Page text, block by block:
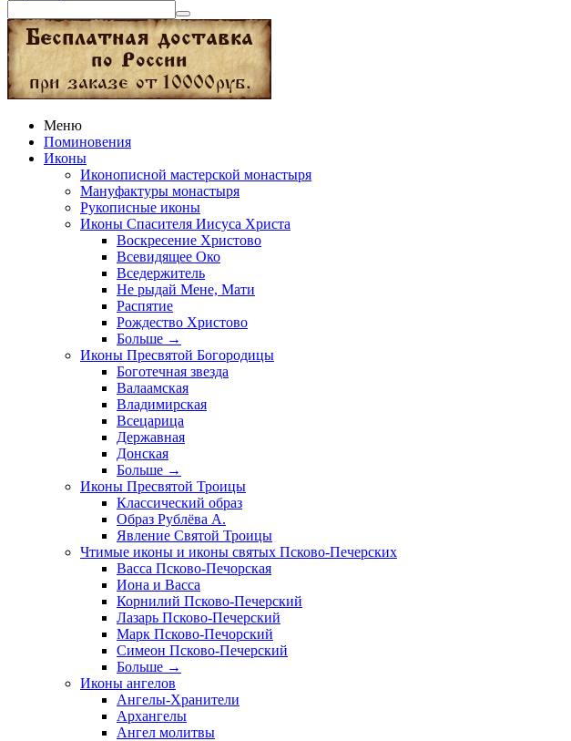
Меню
Поминовения
Иконы
Иконописной мастерской монастыря
Мануфактуры монастыря
Рукописные иконы
Иконы Спасителя Иисуса Христа
Воскресение Христово
Всевидящее Око
Вседержитель
Не рыдай Мене, Мати
Распятие
Рождество Христово
Больше →
Иконы Пресвятой Богородицы
Боготечная звезда
Валаамская
Владимирская
Всецарица
Державная
Донская
Больше →
Иконы Пресвятой Троицы
Классический образ
Образ Рублёва А.
Явление Святой Троицы
Чтимые иконы и иконы святых Псково-Печерских
Васса Псково-Печорская
Иона и Васса
Корнилий Псково-Печерский
Лазарь Псково-Печерский
Марк Псково-Печорский
Симеон Псково-Печерский
Больше →
Иконы ангелов
Ангелы-Хранители
Архангелы
Ангел молитвы